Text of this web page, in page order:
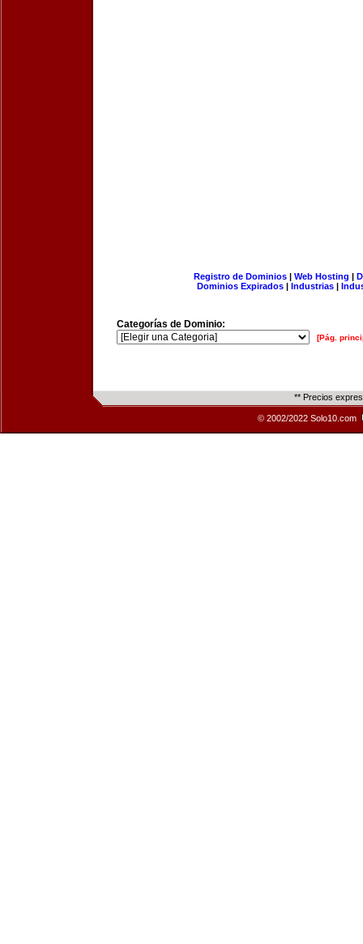
Registro de Dominios| Web Hosting |
Dominios Expirados | Industrias |
Categorías de Dominio:
[Pág.
** Precios
© 2002/2022 Solo10.com